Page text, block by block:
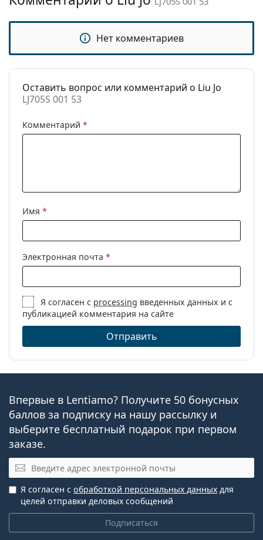
Liu Jo
Использование:
Модные
Нет комментариев
Оставить вопрос или комментарий о Liu Jo
LJ705S 001 53
Комментарий *
Имя *
Электронная почта *
Я согласен с processing введенных данных и с
публикацией комментария на сайте
Отправить
Впервые в Lentiamo? Получите 50 бонусных
баллов за подписку на нашу рассылку и
выберите бесплатный подарок при первом
заказе.
Эл. почта
Подписаться
Я согласен с обработкой персональных данных для
целей отправки деловых сообщений